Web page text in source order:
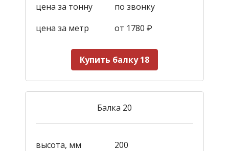
цена за тонну
по звонку
цена за метр
от 1780 ₽
Купить балку 18
Балка 20
высота, мм
200